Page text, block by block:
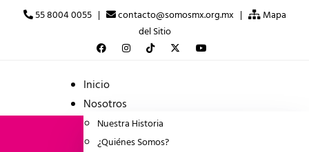
55 8004 0055 | contacto@somosmx.org.mx |
Mapa
del Sitio
Inicio
Nosotros
Nuestra Historia
¿Quiénes Somos?